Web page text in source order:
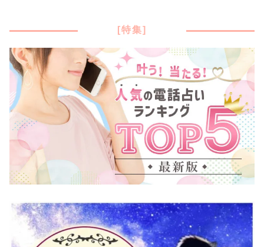
[特集]